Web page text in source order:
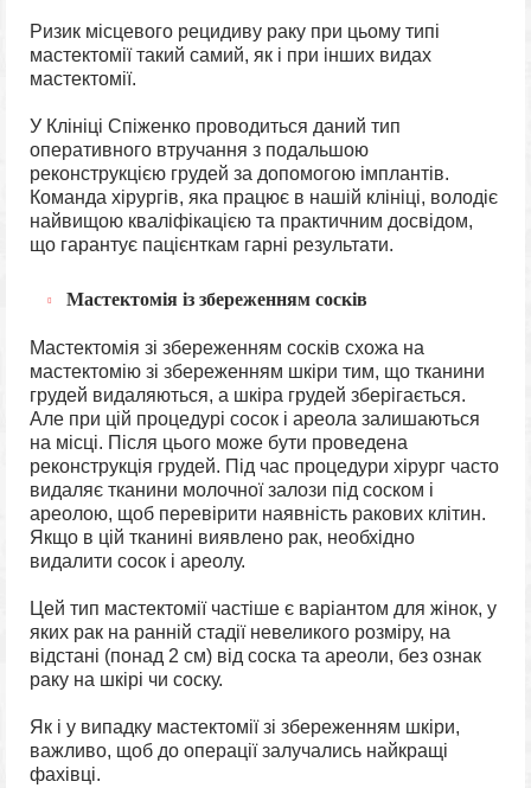
Ризик місцевого рецидиву раку при цьому типі
мастектомії такий самий, як і при інших видах
мастектомії.
У Клініці Спіженко проводиться даний тип
оперативного втручання з подальшою
реконструкцією грудей за допомогою імплантів.
Команда хірургів, яка працює в нашій клініці, володіє
найвищою кваліфікацією та практичним досвідом,
що гарантує пацієнткам гарні результати.
Мастектомія із збереженням сосків
Мастектомія зі збереженням сосків схожа на
мастектомію зі збереженням шкіри тим, що тканини
грудей видаляються, а шкіра грудей зберігається.
Але при цій процедурі сосок і ареола залишаються
на місці. Після цього може бути проведена
реконструкція грудей. Під час процедури хірург часто
видаляє тканини молочної залози під соском і
ареолою, щоб перевірити наявність ракових клітин.
Якщо в цій тканині виявлено рак, необхідно
видалити сосок і ареолу.
Цей тип мастектомії частіше є варіантом для жінок, у
яких рак на ранній стадії невеликого розміру, на
відстані (понад 2 см) від соска та ареоли, без ознак
раку на шкірі чи соску.
Як і у випадку мастектомії зі збереженням шкіри,
важливо, щоб до операції залучались найкращі
фахівці.